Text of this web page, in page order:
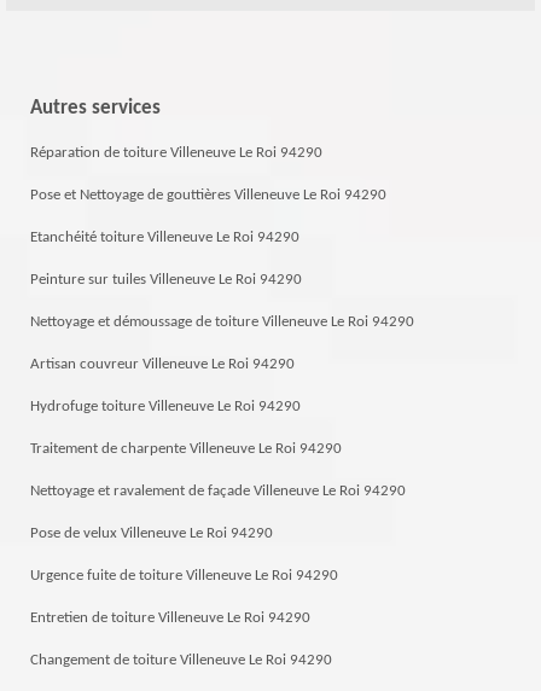
Autres services
Réparation de toiture Villeneuve Le Roi 94290
Pose et Nettoyage de gouttières Villeneuve Le Roi 94290
Etanchéité toiture Villeneuve Le Roi 94290
Peinture sur tuiles Villeneuve Le Roi 94290
Nettoyage et démoussage de toiture Villeneuve Le Roi 94290
Artisan couvreur Villeneuve Le Roi 94290
Hydrofuge toiture Villeneuve Le Roi 94290
Traitement de charpente Villeneuve Le Roi 94290
Nettoyage et ravalement de façade Villeneuve Le Roi 94290
Pose de velux Villeneuve Le Roi 94290
Urgence fuite de toiture Villeneuve Le Roi 94290
Entretien de toiture Villeneuve Le Roi 94290
Changement de toiture Villeneuve Le Roi 94290